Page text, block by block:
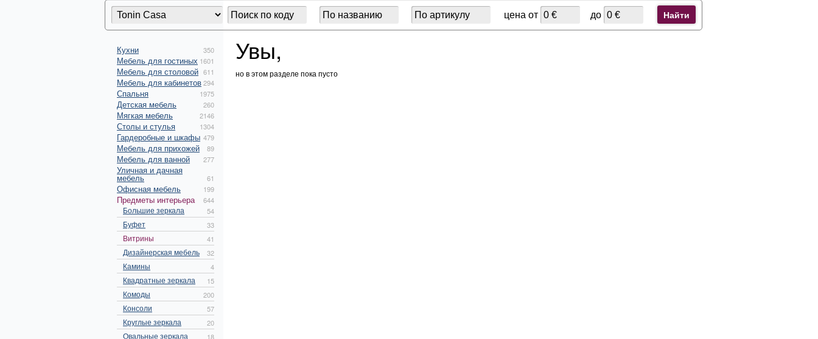
цена от до Найти
Кухни 350
Мебель для гостиных 1601
Мебель для столовой 611
Мебель для кабинетов294
Спальня 1975
Детская мебель 260
Мягкая мебель 2146
Столы и стулья 1304
Гардеробные и шкафы 479
Мебель для прихожей 89
Мебель для ванной 277
Уличная и дачная
мебель 61
Офисная мебель 199
Предметы интерьера 644
Большие зеркала 54
Буфет 33
Витрины 41
Дизайнерская мебель 32
Камины 4
Квадратные зеркала 15
Комоды 200
Консоли 57
Круглые зеркала 20
Овальные зеркала 18
Увы,
но в этом разделе пока пусто